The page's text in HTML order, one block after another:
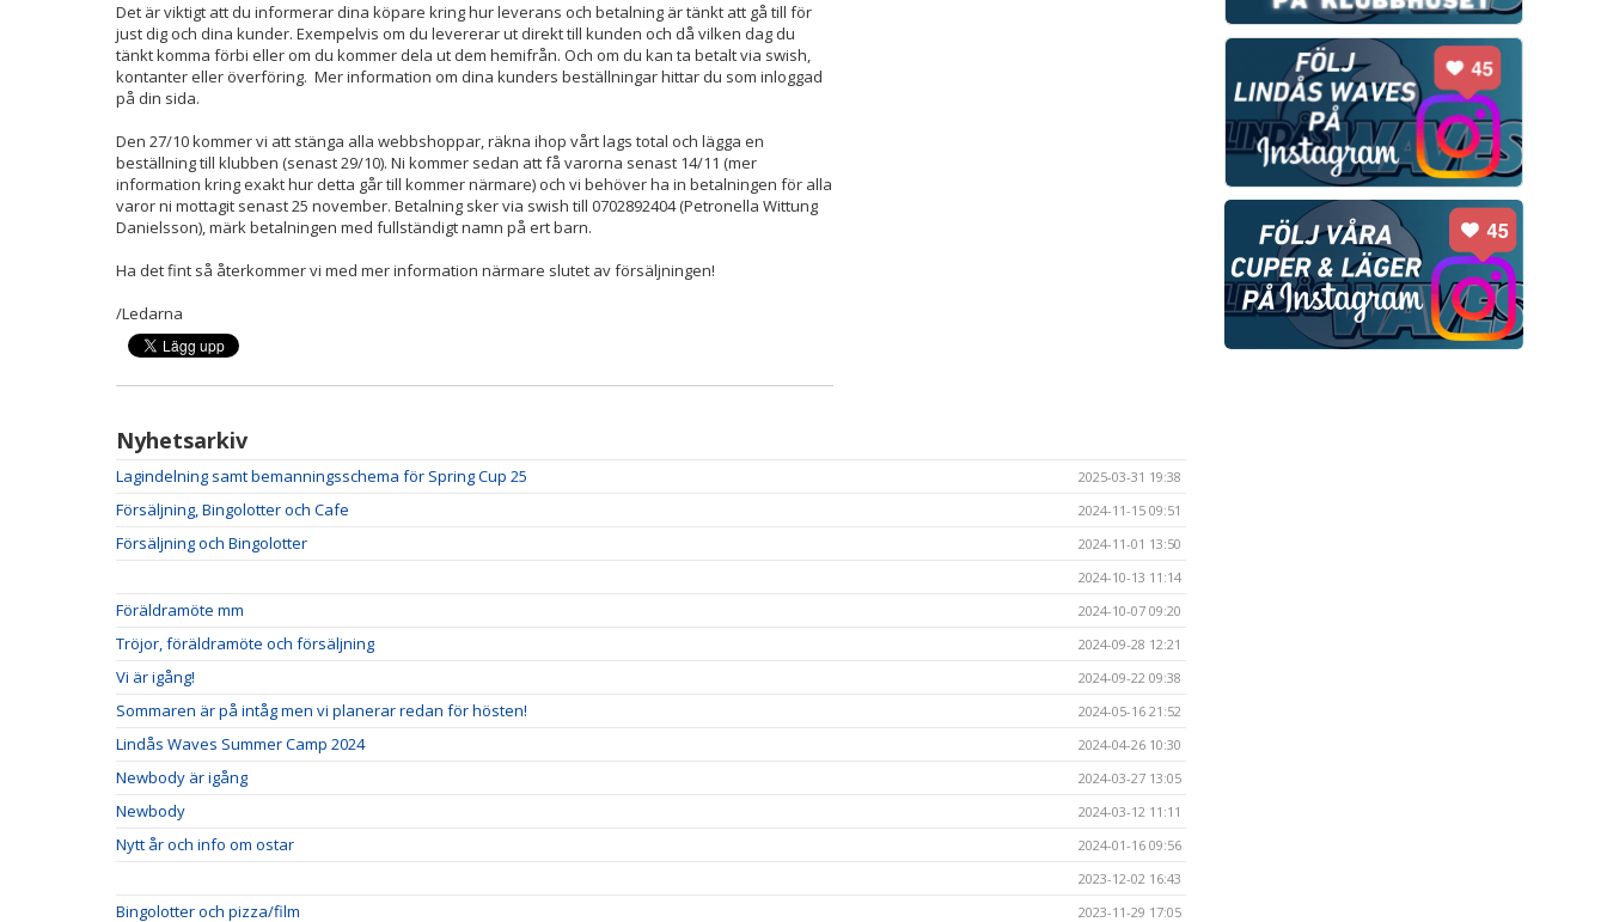
Det är viktigt att du informerar dina köpare kring hur leverans och betalning är tänkt att gå till för
just dig och dina kunder. Exempelvis om du levererar ut direkt till kunden och då vilken dag du
tänkt komma förbi eller om du kommer dela ut dem hemifrån. Och om du kan ta betalt via swish,
kontanter eller överföring. Mer information om dina kunders beställningar hittar du som inloggad
på din sida.
Den 27/10 kommer vi att stänga alla webbshoppar, räkna ihop vårt lags total och lägga en
beställning till klubben (senast 29/10). Ni kommer sedan att få varorna senast 14/11 (mer
information kring exakt hur detta går till kommer närmare) och vi behöver ha in betalningen för alla
varor ni mottagit senast 25 november. Betalning sker via swish till 0702892404 (Petronella Wittung
Danielsson), märk betalningen med fullständigt namn på ert barn.
Ha det fint så återkommer vi med mer information närmare slutet av försäljningen!
/Ledarna
Nyhetsarkiv
Lagindelning samt bemanningsschema för Spring Cup 25 2025-03-31 19:38
Försäljning, Bingolotter och Cafe 2024-11-15 09:51
Försäljning och Bingolotter
2024-11-01 13:50
2024-10-13 11:14
Föräldramöte mm 2024-10-07 09:20
Tröjor, föräldramöte och försäljning 2024-09-28 12:21
Vi är igång! 2024-09-22 09:38
Sommaren är på intåg men vi planerar redan för hösten! 2024-05-16 21:52
Lindås Waves Summer Camp 2024 2024-04-26 10:30
Newbody är igång 2024-03-27 13:05
Newbody 2024-03-12 11:11
Nytt år och info om ostar
2024-01-16 09:56
2023-12-02 16:43
Bingolotter och pizza/film 2023-11-29 17:05